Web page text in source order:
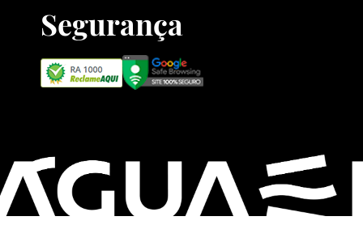
Segurança